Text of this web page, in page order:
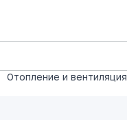
Отопление и вентиляция